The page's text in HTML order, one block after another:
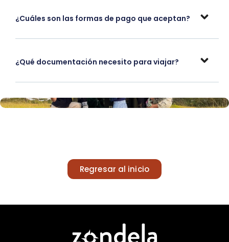
¿Cuáles son las formas de pago que aceptan?
¿Qué documentación necesito para viajar?
Regresar al inicio